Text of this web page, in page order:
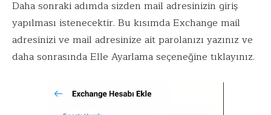
Daha sonraki adımda sizden mail adresinizin giriş
yapılması istenecektir. Bu kısımda Exchange mail
adresinizi ve mail adresinize ait parolanızı yazınız ve
daha sonrasında Elle Ayarlama seçeneğine tıklayınız.